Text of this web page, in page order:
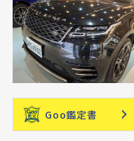
Goo鑑定書